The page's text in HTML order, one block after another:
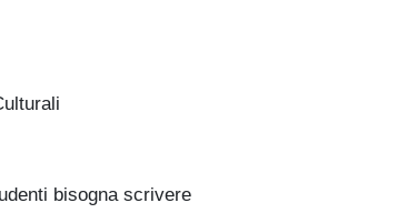
bisogna scrivere